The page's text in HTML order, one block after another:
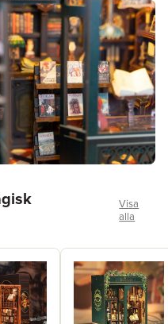
Visa
alla